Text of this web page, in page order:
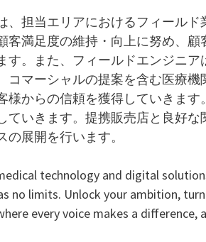
、担当エリアにおけるフィール
客満足度の維持・向上に努め、
す。また、フィールドエンジニ
コマーシャルの提案を含む医療
様からの信頼を獲得していきま
ていきます。提携販売店と良好
展開を行います。
technology and digital
no limits. Unlock your ambition,
every voice makes a difference,